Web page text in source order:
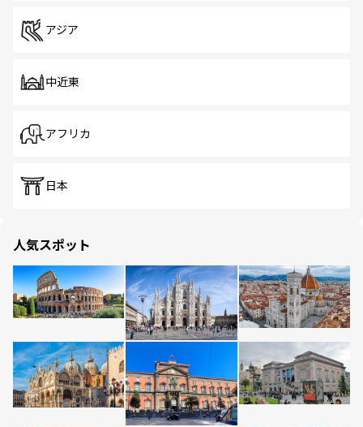
アジア
中近東
アフリカ
日本
人気スポット